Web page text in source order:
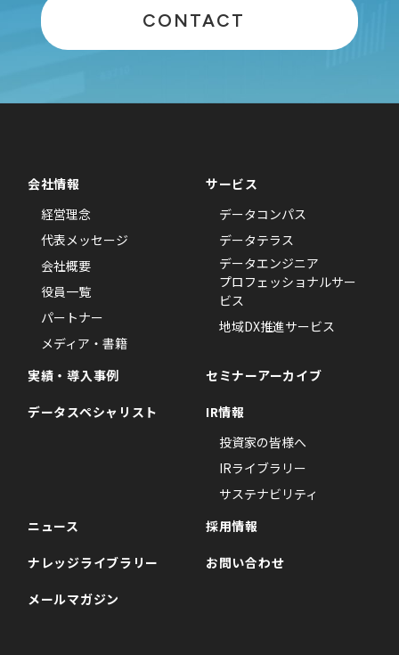
CONTACT
会社情報
経営理念
代表メッセージ
会社概要
役員一覧
パートナー
メディア・書籍
サービス
データコンパス
データテラス
データエンジニア
プロフェッショナルサー
ビス
地域DX推進サービス
実績・導入事例 セミナーアーカイブ
データスペシャリスト
IR情報
投資家の皆様へ
IRライブラリー
サステナビリティ
ニュース
採用情報
ナレッジライブラリー お問い合わせ
メールマガジン